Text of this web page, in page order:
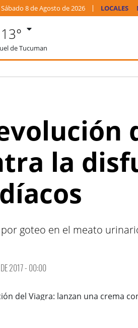
Sábado 8 deAgosto de 2026 LOCALES
13°
de Tucuman
la
goteo en el meato
DE 2017 - 00:00